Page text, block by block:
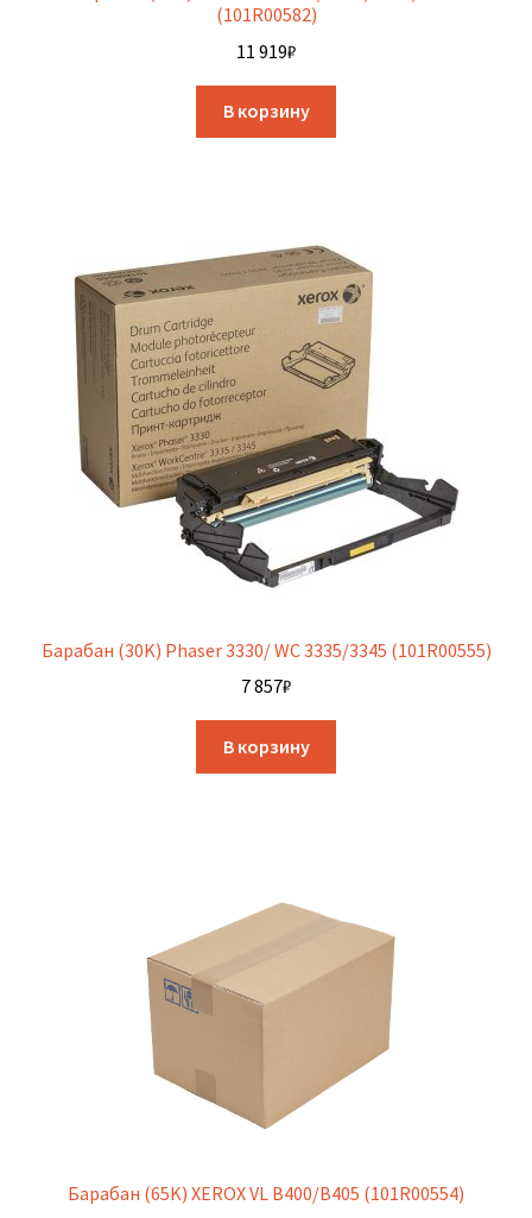
(101R00582)
11 919₽
В корзину
Барабан (30K) Phaser 3330/ WC 3335/3345 (101R00555)
7 857₽
В корзину
Барабан (65K) XEROX VL B400/B405 (101R00554)